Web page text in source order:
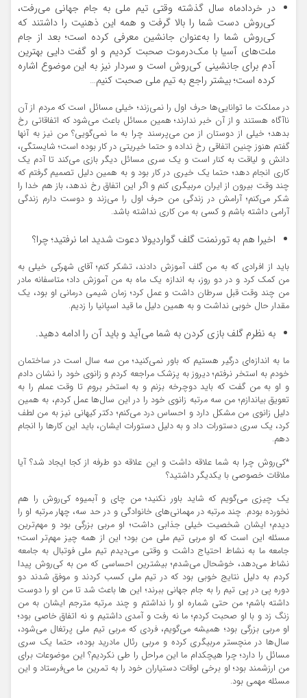
در خردادماه سال گذشته وقتی تیم ملی به جام جهانی می‌رفت،
کی‌روش دست شما را بالا گرفت و همه این ذهنیت را داشتند که
کی‌روش شما را به‌عنوان جانشین معرفی کرده است؛ بعد از جام
ملت‌های آسیا با مک‌درموت صحبت کردیم و او گفت دایی بهترین
آدم برای جانشینی کی‌روش است و سردار نیز به این موضوع اشاره
کرده است؛ بیشتر راجع به تیم ملی صحبت کنیم…
در مملکت ما توانایی‌ها حرف اول را نمی‌زند؛ خیلی مسائل است که مردم از آن
ناآگاه هستند و از آن خبر ندارند؛ همین مسائل باعث می‌شود که اتفاقاتی رخ
بدهد؛ خیلی از دوستان از من می‌پرسند چرا به ما نمی‌گویی؟ من نیز به آنها
گفتم هنوز چنین اتفاقی رخ نداده و حتما خیریتی در کار بوده است؛ شایستگی،
دانش و لیاقت به کنار است و یک سری مسائل دیگر بازی می‌کند تا آدم یک
کاری انجام دهد؛ حتما یک خیری در کار بود و به همین دلیل تصمیم گرفتم که
چند وقت بیرون از ایران مربیگری کنم و اگر این اتفاق رخ ندهد، باز هم خدا را
شکر می‌کنم؛ آرامش در زندگی من حرف اول را می‌زند و دوست دارم زندگی
آرامی داشته باشم و کسی به من کاری نداشته باشد.
اخیرا هم به تورنمنت گلف گواردیولا دعوت شدید اما نرفتید؛ چرا؟
باید از افرادی که به من گلف آموزش دادند، تشکر کنم؛ آقای شهرکی خیلی به
من کمک کرد و در دو روز، به اندازه یک ماه به من آموزش داد؛ متاسفانه مادر
من چند وقت قبل سرطان داشت و عمل کرد؛ زمان شیمی درمانی او بود، یک
مقدار حال خوبی نداشت و به همین دلیل ما قید اسپانیا را زدیم.
به نظرم گلف بازی کردن به شما می‌آید و باید آن را ادامه دهید.
ما به اندازه‌ای درگیر هستیم که باور نمی‌کنید؛ من سه سال است در ساختمان
خودم به استخر نرفتم؛ دیروز به پزشک مراجعه کردم و زانوی خود را نشان دادم
و او به من گفت که باید دوچرخه بزنم و به استخر بروم تا وقت عملم را به
تعویق بیاندازم؛ من سه مرتبه زانوی خود را در این سال‌ها عمل کردم، به همین
دلیل زانوی من مشکل دارد و احساس درد می‌کنم؛ دکتر کیهانی نیز به من لطف
کرد، یک سری دستورات داد و به دلیل دستورات ایشان، باید این کارها را انجام
دهم.
*کی‌روش چرا به شما علاقه داشت و این علاقه دو طرفه از کجا ایجاد شد؟ آیا
ملاقات خصوصی با یکدیگر داشتید؟
یک چیزی می‌گویم که شاید باور نکنید؛ من چای و آبمیوه کی‌روش را هم
نخورده بودم. چند مرتبه در مهمانی‌های خانوادگی و در حد سه، چهار مرتبه او را
دیدم؛ ایشان شخصیت خیلی جذابی داشت؛ او مربی بزرگی بود و مهم‌ترین
مسئله این است که او مربی تیم ملی من بود؛ این از همه چیز مهم‌تر است؛
جامعه ما به نشاط احتیاج داشت و وقتی می‌دیدم تیم ملی فوتبال به جامعه
نشاط می‌دهد، خوشحال می‌شدم؛ بیشترین احساسی که من به کی‌روش پیدا
کردم به دلیل نتایج خوبی بود که در تیم ملی کسب کردند و موفق شدند دو
دوره پی در پی تیم را به جام جهانی ببرند؛ این ها باعث شد تا من او را دوست
داشته باشم؛ من حتی شماره او را نداشتم و چند مرتبه مترجم ایشان به من
زنگ زد و با او صحبت کردم؛ ما نه رفت و آمدی داشتیم و نه اتفاق خاصی بود؛
او مربی بزرگی بود؛ همیشه می‌گویم، فردی که مربی تیم ملی پرتغال می‌شود،
سال‌ها در منچستر مربیگری کرده و مربی رئال مادرید بوده، حتما یک سری
مسائل را دارد؛ چرا هیچکدام ما این مراحل را طی نکردیم؟ این موضوعات برای
من ارزشمند بود؛ او برخی اوقات دستیاران خود را به تمرین ما می‌فرستاد و این
مسئله مهمی بود.